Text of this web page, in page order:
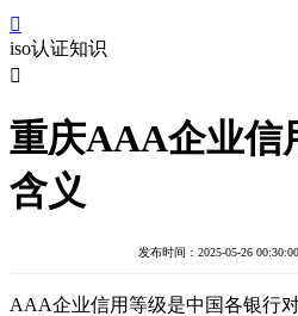

iso认证知识

重庆AAA企业信
含义
发布时间：2025-05-26
AAA企业信用等级是中国各银行